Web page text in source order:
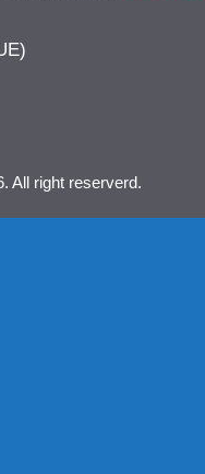
All right reserverd.